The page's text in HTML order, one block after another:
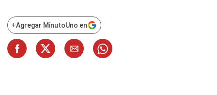
+Agregar MinutoUno en